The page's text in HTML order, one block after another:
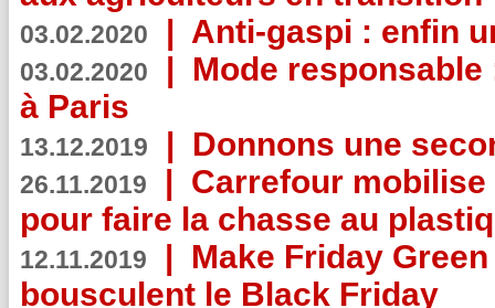
03.02.2020 | Anti-gaspi : enfin
03.02.2020 | Mode
à Paris
13.12.2019 | Donnons une
26.11.2019 | Carrefour
pour faire la chasse au
12.11.2019 | Make Friday
bousculent le Black Friday